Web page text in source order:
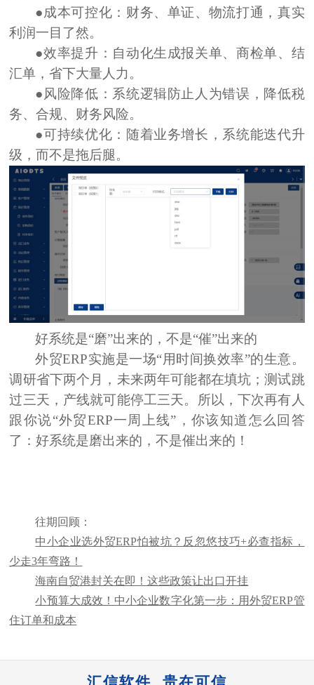
●成本可控化： 财务、单证、物流打通，真实
利润一目了然。
●效率提升： 自动化生成报关单、商检单、结
汇单，省下大量人力。
●风险降低： 系统逻辑防止人为错误，降低税
务、合规、财务风险。
●可持续优化： 随着业务增长，系统能迭代升
级，而不是拖后腿。
好系统是“磨”出来的，不是“催”出来的
外贸ERP实施是一场“用时间换效率”的生意。
调研省下两个月，未来两年可能都在填坑；测试跳
过三天，产线就可能停工三天。所以，下次再有人
跟你说“外贸ERP一周上线”，你该知道怎么回答
了：好系统是磨出来的，不是催出来的！
往期回顾：
中小企业选外贸ERP怕被坑？反忽悠技巧+必查指标，
少走3年弯路！
海南自贸港封关在即！这些政策让出口开挂
小预算大成效！中小企业数字化第一步：用外贸ERP管
住订单和成本